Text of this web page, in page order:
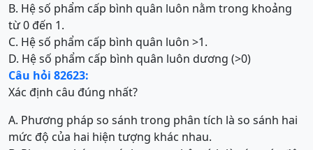
B. Hệ số phẩm cấp bình quân luôn nằm trong khoảng
từ 0 đến 1.
C. Hệ số phẩm cấp bình quân luôn >1.
D. Hệ số phẩm cấp bình quân luôn dương (>0)
Câu hỏi 82623:
Xác định câu đúng nhất?
A. Phương pháp so sánh trong phân tích là so sánh hai
mức độ của hai hiện tượng khác nhau.